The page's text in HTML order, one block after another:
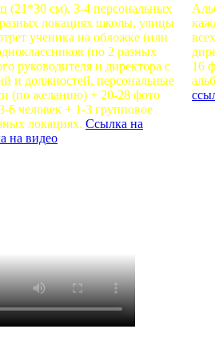
(21*30 см). 3-4 персональных
локациях школы, улицы
ученика на обложке (или
(по 2 разных
руководителя и директора с
и должностей, персональные
(по желанию) + 20-28 фото
6 человек + 1-3 групповое
локациях. Ссылка на
на видео
16